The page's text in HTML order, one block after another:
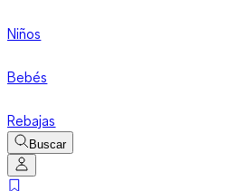
Niños
Bebés
Rebajas
Buscar